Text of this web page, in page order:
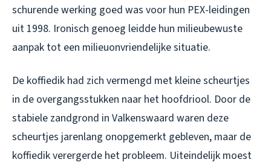
schurende werking goed was voor hun PEX-leidingen
uit 1998. Ironisch genoeg leidde hun milieubewuste
aanpak tot een milieuonvriendelijke situatie.
De koffiedik had zich vermengd met kleine scheurtjes
in de overgangsstukken naar het hoofdriool. Door de
stabiele zandgrond in Valkenswaard waren deze
scheurtjes jarenlang onopgemerkt gebleven, maar de
koffiedik verergerde het probleem. Uiteindelijk moest